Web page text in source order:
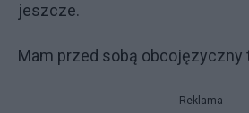
jeszcze.
Mam przed sobą obcojęzyczny
Reklama